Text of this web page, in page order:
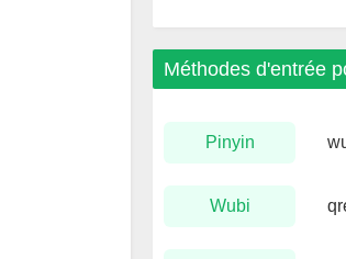
Méthodes d'entrée
Pinyin
Wubi